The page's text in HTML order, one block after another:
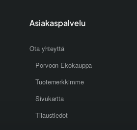
Asiakaspalvelu
Ota yhteyttä
Porvoon Ekokauppa
Tuotemerkkimme
Sivukartta
Tilaustiedot